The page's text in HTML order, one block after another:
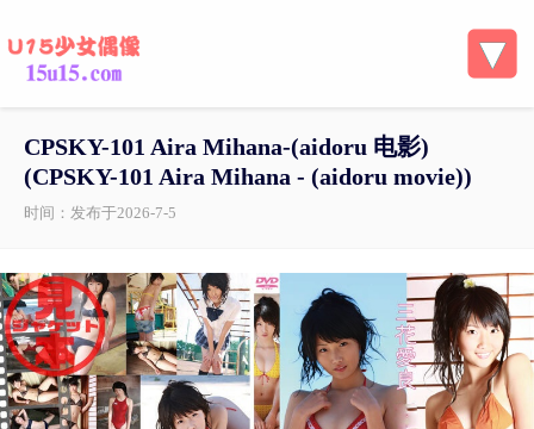
CPSKY-101 Aira Mihana-(aidoru 电影)
(CPSKY-101 Aira Mihana - (aidoru movie))
时间：发布于2026-7-5